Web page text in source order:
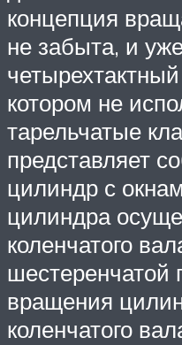
концепция
не забыта, и
котором не
тарельчатые
представляет
цилиндр с
цилиндра
коленчатого
шестеренчатой
вращения
коленчатого